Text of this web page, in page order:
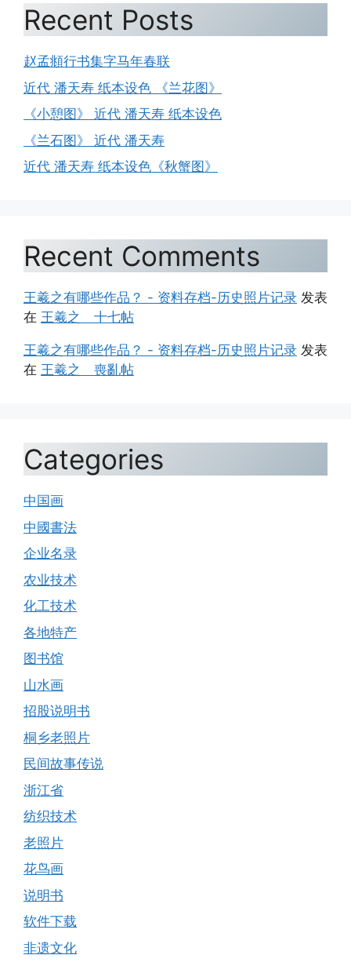
Recent Posts
赵孟頫行书集字马年春联
近代 潘天寿 纸本设色 《兰花图》
《小憩图》 近代 潘天寿 纸本设色
《兰石图》 近代 潘天寿
近代 潘天寿 纸本设色《秋蟹图》
Recent Comments
王羲之有哪些作品？ - 资料存档-历史照片记录 发表
在 王羲之 十七帖
王羲之有哪些作品？ - 资料存档-历史照片记录 发表
在 王羲之 喪亂帖
Categories
中国画
中國書法
企业名录
农业技术
化工技术
各地特产
图书馆
山水画
招股说明书
桐乡老照片
民间故事传说
浙江省
纺织技术
老照片
花鸟画
说明书
软件下载
非遗文化